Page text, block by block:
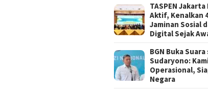
TASPEN Jakarta
Aktif, Kenalkan
Jaminan Sosial
Digital Sejak
BGN Buka
Sudaryono:
Operasional,
Negara